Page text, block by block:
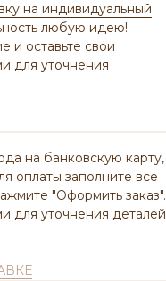
на индивидуальный
любую идею!
и оставьте свои
для уточнения
на банковскую карту,
оплаты заполните все
"Оформить заказ".
для уточнения деталей